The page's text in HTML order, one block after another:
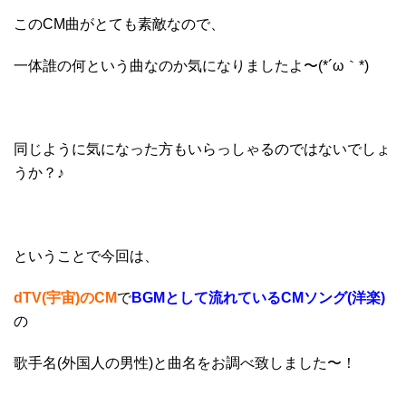
このCM曲がとても素敵なので、
一体誰の何という曲なのか気になりましたよ〜(*´ω｀*)
同じように気になった方もいらっしゃるのではないでしょ
うか？♪
ということで今回は、
dTV(宇宙)のCMでBGMとして流れているCMソング(洋楽)
の
歌手名(外国人の男性)と曲名をお調べ致しました〜！